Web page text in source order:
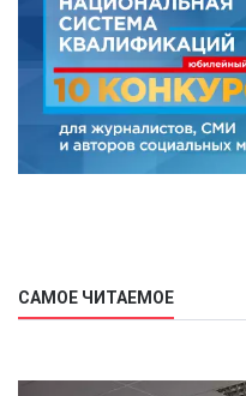
САМОЕ ЧИТАЕМОЕ